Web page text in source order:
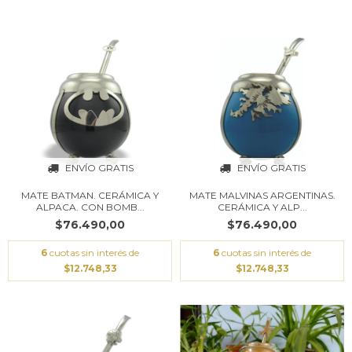
ENVÍO GRATIS
MATE BATMAN. CERÁMICA Y
ALPACA. CON BOMB...
$76.490,00
6 cuotas sin interés de
$12.748,33
ENVÍO GRATIS
MATE MALVINAS ARGENTINAS.
CERÁMICA Y ALP...
$76.490,00
6 cuotas sin interés de
$12.748,33